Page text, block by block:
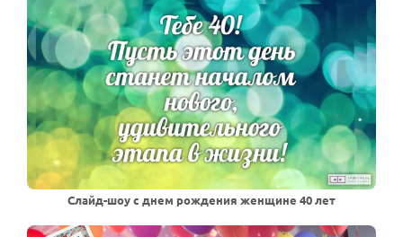
Слайд-шоу с днем рождения женщине 40 лет